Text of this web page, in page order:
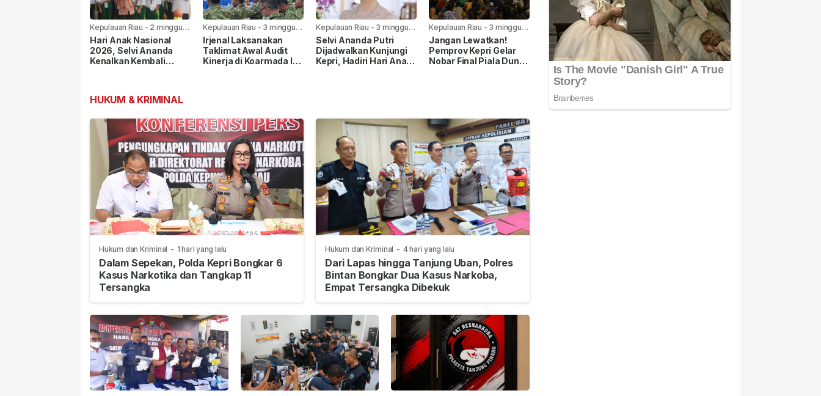
Kepulauan Riau - 2 minggu
yang lalu
Hari Anak Nasional
2026, Selvi Ananda
Kenalkan Kembali
Kepulauan Riau - 3 minggu
yang lalu
Irjenal Laksanakan
Taklimat Awal Audit
Kinerja di Koarmada I,
Kepulauan Riau - 3 minggu
yang lalu
Selvi Ananda Putri
Dijadwalkan Kunjungi
Kepri, Hadiri Hari Anak
Kepulauan Riau - 3 minggu
yang lalu
Jangan Lewatkan!
Pemprov Kepri Gelar
Nobar Final Piala Dunia
HUKUM & KRIMINAL
Hukum dan Kriminal - 1 hari yang lalu
Dalam Sepekan, Polda Kepri Bongkar 6
Kasus Narkotika dan Tangkap 11
Tersangka
Hukum dan Kriminal - 4 hari yang lalu
Dari Lapas hingga Tanjung Uban, Polres
Bintan Bongkar Dua Kasus Narkoba,
Empat Tersangka Dibekuk